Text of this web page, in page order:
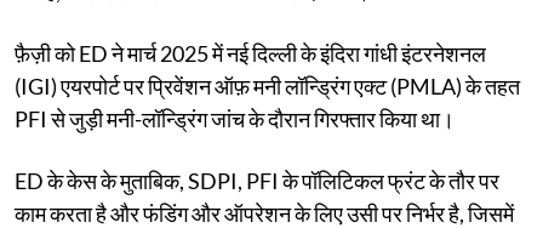
फ़ैज़ी को ED ने मार्च 2025 में नई दिल्ली के इंदिरा गांधी इंटरनेशनल
(IGI) एयरपोर्ट पर प्रिवेंशन ऑफ़ मनी लॉन्ड्रिंग एक्ट (PMLA) के तहत
PFI से जुड़ी मनी-लॉन्ड्रिंग जांच के दौरान गिरफ्तार किया था।
ED के केस के मुताबिक, SDPI, PFI के पॉलिटिकल फ्रंट के तौर पर
काम करता है और फंडिंग और ऑपरेशन के लिए उसी पर निर्भर है, जिसमें